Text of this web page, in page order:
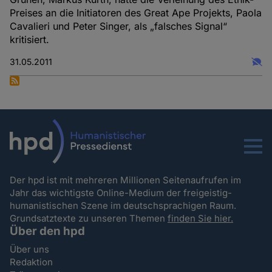
Preises an die Initiatoren des Great Ape Projekts, Paola
Cavalieri und Peter Singer, als „falsches Signal“
kritisiert.
31.05.2011
Menu
Der hpd ist mit mehreren Millionen Seitenaufrufen im
Jahr das wichtigste Online-Medium der freigeistig-
humanistischen Szene im deutschsprachigen Raum.
Grundsatztexte zu unseren Themenfinden Sie hier.
Über den hpd
Über uns
Redaktion